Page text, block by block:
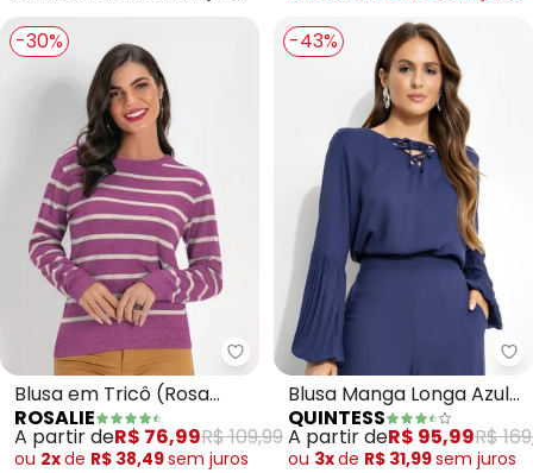
-30%
Rosalie - Blusa em Tricô (Rosa
Blusa em Tricô (Rosa
Listrada) Janine
ROSALIE
A partir deR$ 76,99R$ 109,99
ou 2xde R$ 38,49sem juros
-43%
Blusa Manga Longa Azul
em Viscose com Decote
Transpassado e Elástico
QUINTESS
A partir deR$ 95,99R$
ou 3xde R$ 31,99sem juros